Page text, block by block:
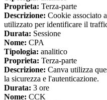
Proprieta: Terza-parte
Descrizione: Cookie associato
utilizzato per identificare il
Durata: Sessione
Nome: CPA
Tipologia: analitico
Proprieta: Terza-parte
Descrizione: Canva utilizza
la sicurezza e l'autenticazione.
Durata: 3 ore
Nome: CCK